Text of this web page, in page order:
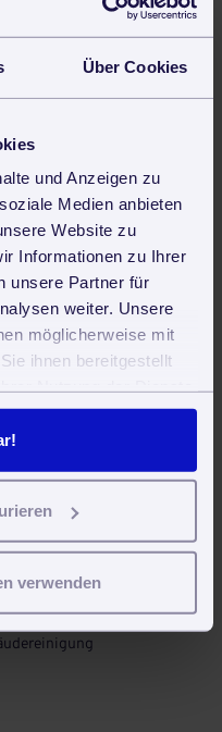
Über Cookies
und Anzeigen zu
Medien anbieten
Website zu
Informationen zu Ihrer
unsere Partner für
weiter. Unsere
möglicherweise mit
ihnen bereitgestellt
zu unseren
weiterhin nutzen.
verwenden
testen und sofort
testen
Trends, Vorteile
sind digital
des Betriebs für